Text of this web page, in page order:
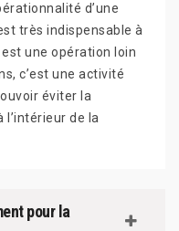
d’une
très indispensable à
une opération loin
c’est une activité
éviter la
l’intérieur de la
pour la